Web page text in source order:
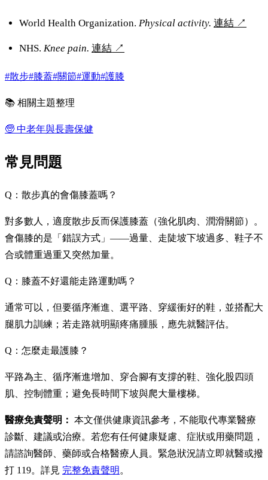
World Health Organization.Physical activity. 連結 ↗
NHS. Knee pain. 連結 ↗
#散步#膝蓋#關節#運動#護膝
📚 相關主題整理
🧓 中老年與長壽保健
常見問題
Q：散步真的會傷膝蓋嗎？
對多數人，適度散步反而保護膝蓋（強化肌肉、潤滑關節）。
會傷膝的是「錯誤方式」——過量、走陡坡下坡過多、鞋子不
合或體重過重又突然加量。
Q：膝蓋不好還能走路運動嗎？
通常可以，但要循序漸進、選平路、穿緩衝好的鞋，並搭配大
腿肌力訓練；若走路就明顯疼痛腫脹，應先就醫評估。
Q：怎麼走最護膝？
平路為主、循序漸進增加、穿合腳有支撐的鞋、強化股四頭
肌、控制體重；避免長時間下坡與爬大量樓梯。
醫療免責聲明： 本文僅供健康資訊參考，不能取代專業醫療
診斷、建議或治療。若您有任何健康疑慮、症狀或用藥問題，
請諮詢醫師、藥師或合格醫療人員。緊急狀況請立即就醫或撥
打 119。詳見 完整免責聲明 。